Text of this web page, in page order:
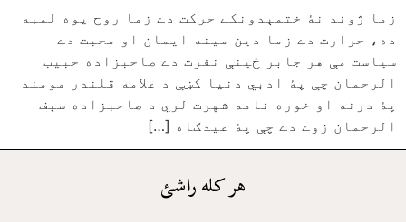
زما ژوند نۀ ختمېدونکے حرکت دے زما روح يوه لمبه
ده، حرارت دے زما دين مينه ايمان او محبت دے
سياست مې هر جابر ځينې نفرت دے صاحبزاده حبيب
الرحمان چې پۀ ادبي دنيا کښې د علامه قلندر مومند
پۀ درنه او خوره نامه شهرت لري د صاحبزاده سېف
الرحمان زوے دے چې پۀ عيدګاه […]
هر کله راشئ